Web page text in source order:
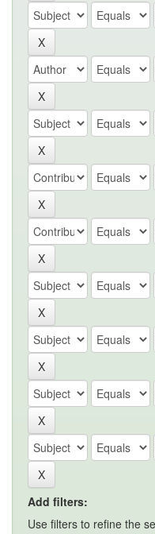
Add filters:
Use filters to refine the